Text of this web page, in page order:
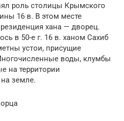
роль столицы Крымского
16 в. В этом месте
хана — дворец.
в 50-е г. 16 в. ханом Сахиб
устои, присущие
воды, клумбы
на территории
земле.